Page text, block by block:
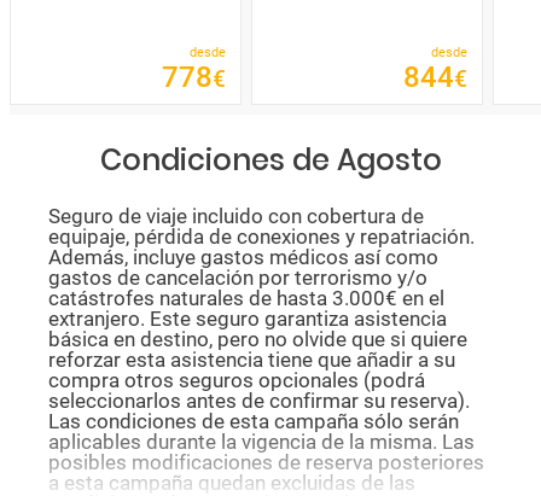
desde
778€
desde
844€
Condiciones de Agosto
Seguro de viaje incluido con cobertura de
equipaje, pérdida de conexiones y repatriación.
Además, incluye gastos médicos así como
gastos de cancelación por terrorismo y/o
catástrofes naturales de hasta 3.000€ en el
extranjero. Este seguro garantiza asistencia
básica en destino, pero no olvide que si quiere
reforzar esta asistencia tiene que añadir a su
compra otros seguros opcionales (podrá
seleccionarlos antes de confirmar su reserva).
Las condiciones de esta campaña sólo serán
aplicables durante la vigencia de la misma. Las
posibles modificaciones de reserva posteriores
a esta campaña quedan excluidas de las